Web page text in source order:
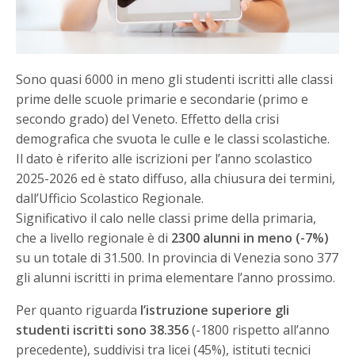
Sono quasi 6000 in meno gli studenti iscritti alle classi
prime delle scuole primarie e secondarie (primo e
secondo grado) del Veneto. Effetto della crisi
demografica che svuota le culle e le classi scolastiche.
Il dato è riferito alle iscrizioni per l’anno scolastico
2025-2026 ed è stato diffuso, alla chiusura dei termini,
dall’Ufficio Scolastico Regionale.
Significativo il calo nelle classi prime della primaria,
che a livello regionale è di 2300 alunni in meno (-7%)
su un totale di 31.500. In provincia di Venezia sono 377
gli alunni iscritti in prima elementare l’anno prossimo.
Per quanto riguarda l’istruzione superiore gli
studenti iscritti sono 38.356(-1800 rispetto all’anno
precedente), suddivisi tra licei (45%), istituti tecnici